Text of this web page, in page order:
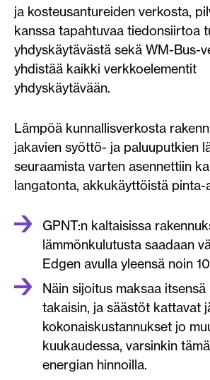
ja kosteusantureiden verkosta,
kanssa tapahtuvaa tiedonsiirtoa
yhdyskäytävästä sekä WM-Bus-
yhdistää kaikki verkkoelementit
yhdyskäytävään.
Lämpöä kunnallisverkosta
jakavien syöttö- ja paluuputkien
seuraamista varten asennettiin
langatonta, akkukäyttöistä pinta-
GPNT:n kaltaisissa
lämmönkulutusta saadaan
Edgen avulla yleensä noin
Näin sijoitus maksaa
takaisin, ja säästöt kattavat
kokonaiskustannukset jo
kuukaudessa, varsinkin
energian hinnoilla.